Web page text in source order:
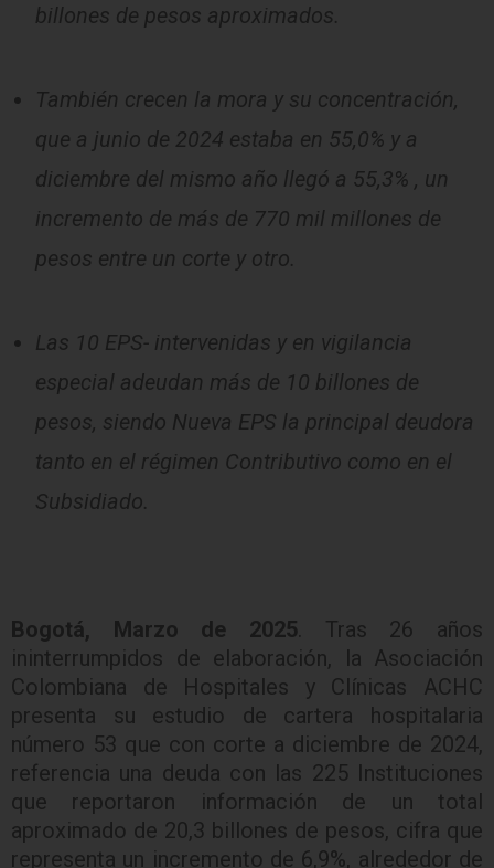
billones de pesos aproximados.
También crecen la mora y su concentración,
que a junio de 2024 estaba en 55,0% y a
diciembre del mismo año llegó a 55,3% , un
incremento de más de 770 mil millones de
pesos entre un corte y otro.
Las 10 EPS- intervenidas y en vigilancia
especial adeudan más de 10 billones de
pesos, siendo Nueva EPS la principal deudora
tanto en el régimen Contributivo como en el
Subsidiado.
Bogotá, Marzo de 2025 . Tras 26 años
ininterrumpidos de elaboración, la Asociación
Colombiana de Hospitales y Clínicas ACHC
presenta su estudio de cartera hospitalaria
número 53 que con corte a diciembre de 2024,
referencia una deuda con las 225 Instituciones
que reportaron información de un total
aproximado de 20,3 billones de pesos, cifra que
representa un incremento de 6,9%, alrededor de